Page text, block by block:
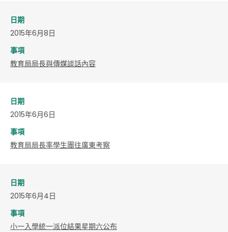
日期
2015年6月8日
事項
教育局局長與傳媒談話內容
日期
2015年6月6日
事項
教育局局長率學生團往廣東考察
日期
2015年6月4日
事項
小一入學統一派位結果星期六公布